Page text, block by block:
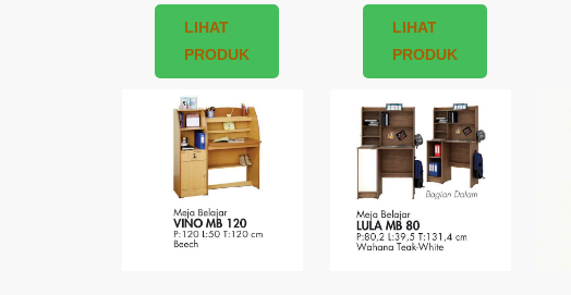
LIHAT
PRODUK
LIHAT
PRODUK